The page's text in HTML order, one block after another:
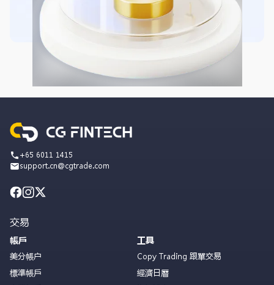
+65 6011 1415
support.cn@cgtrade.com
交易
帳戶
美分帳户
標準帳戶
工具
Copy Trading 跟單交易
經濟日曆